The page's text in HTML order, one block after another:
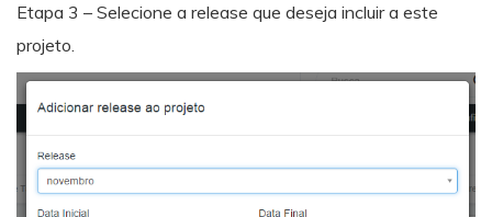
Etapa 3 – Selecione a release que deseja incluir a este
projeto.